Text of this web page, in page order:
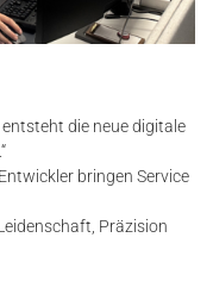
entsteht die neue digitale
bringen Service
Präzision